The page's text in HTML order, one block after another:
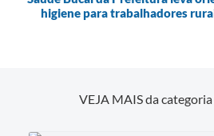
higiene para trabalhadores
VEJA MAIS da categoria